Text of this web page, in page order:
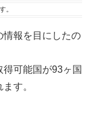
。
情報を目にしたの
可能国が93ヶ国
す。